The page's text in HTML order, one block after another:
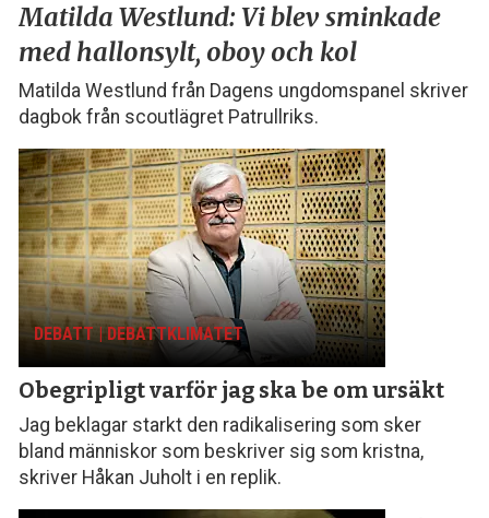
Matilda Westlund:Vi blev sminkade
med hallonsylt, oboy och kol
Matilda Westlund från Dagens ungdomspanel skriver
dagbok från scoutlägret Patrullriks.
DEBATT | DEBATTKLIMATET
Obegripligt varför jag ska be om ursäkt
Jag beklagar starkt den radikalisering som sker
bland människor som beskriver sig som kristna,
skriver Håkan Juholt i en replik.